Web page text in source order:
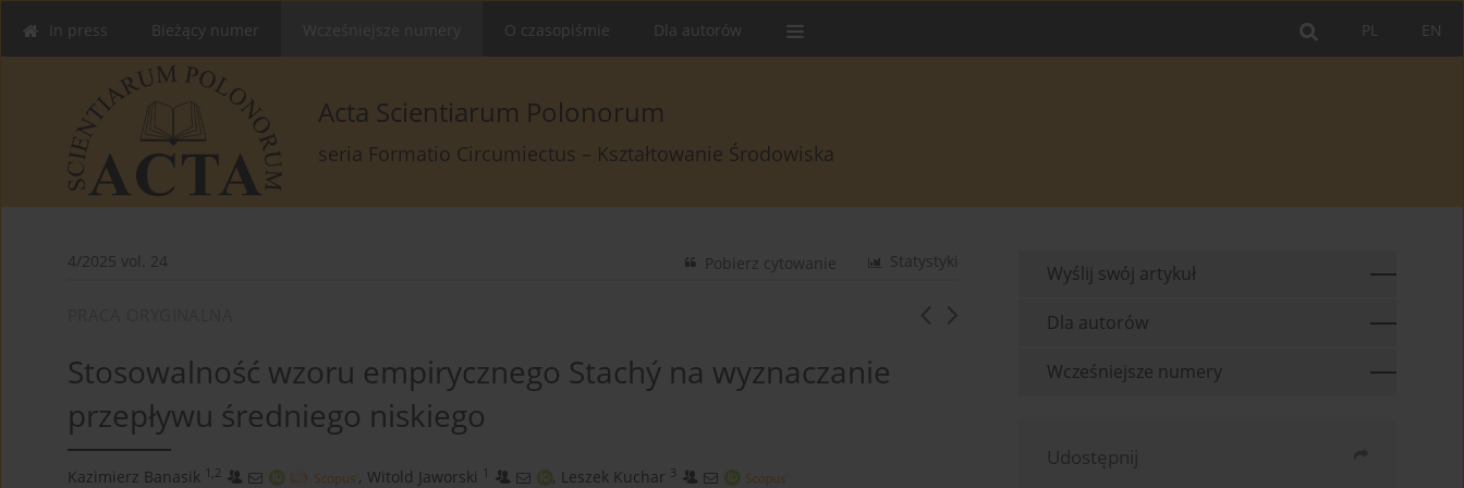
EN
PL
In press Bieżący numer O czasopiśmie Dla autorów
Acta Scientiarum Polonorum
seria Formatio Circumiectus – Kształtowanie Środowiska
4/2025 vol. 24 Statystyki
Pobierz cytowanie
Stosowalność wzoru empirycznego Stachý na wyznaczanie
przepływu średniego niskiego
Kazimierz Banasik 1,2 , Witold Jaworski 1 , Leszek Kuchar 3
Wyślij swój artykuł
Dla autorów
Wcześniejsze numery
Udostępnij